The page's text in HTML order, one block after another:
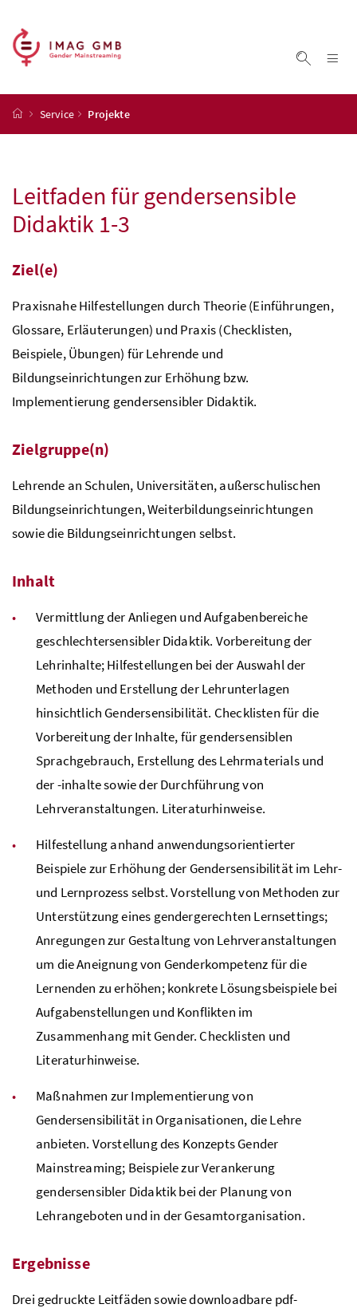
Startseite
Service Projekte
Leitfaden für gendersensible
Didaktik 1-3
Ziel(e)
Praxisnahe Hilfestellungen durch Theorie (Einführungen,
Glossare, Erläuterungen) und Praxis (Checklisten,
Beispiele, Übungen) für Lehrende und
Bildungseinrichtungen zur Erhöhungbzw.
Implementierung gendersensibler Didaktik.
Zielgruppe(n)
Lehrende an Schulen, Universitäten, außerschulischen
Bildungseinrichtungen, Weiterbildungseinrichtungen
sowie die Bildungseinrichtungen selbst.
Inhalt
Vermittlung der Anliegen und Aufgabenbereiche
geschlechtersensibler Didaktik. Vorbereitung der
Lehrinhalte; Hilfestellungen bei der Auswahl der
Methoden und Erstellung der Lehrunterlagen
hinsichtlich Gendersensibilität. Checklisten für die
Vorbereitung der Inhalte, für gendersensiblen
Sprachgebrauch, Erstellung des Lehrmaterials und
der -inhalte sowie der Durchführung von
Lehrveranstaltungen. Literaturhinweise.
Hilfestellung anhand anwendungsorientierter
Beispiele zur Erhöhung der Gendersensibilität im Lehr-
und Lernprozess selbst. Vorstellung von Methoden zur
Unterstützung eines gendergerechten Lernsettings;
Anregungen zur Gestaltung von Lehrveranstaltungen
um die Aneignung von Genderkompetenz für die
Lernenden zu erhöhen; konkrete Lösungsbeispiele bei
Aufgabenstellungen und Konflikten im
Zusammenhang mit Gender. Checklisten und
Literaturhinweise.
Maßnahmen zur Implementierung von
Gendersensibilität in Organisationen, die Lehre
anbieten. Vorstellung des Konzepts Gender
Mainstreaming; Beispiele zur Verankerung
gendersensibler Didaktik bei der Planung von
Lehrangeboten und in der Gesamtorganisation.
Ergebnisse
Drei gedruckte Leitfäden sowie downloadbare pdf-